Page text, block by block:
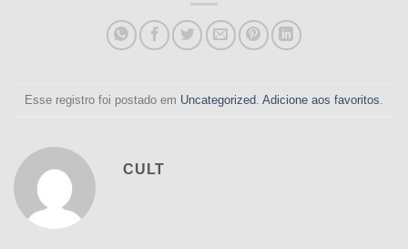
Esse registro foi postado em Uncategorized Adicione aos favoritos
CULT